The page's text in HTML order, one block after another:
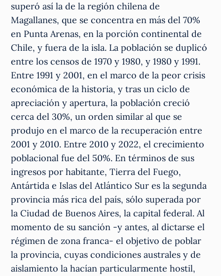
superó así la de la región chilena de
Magallanes, que se concentra en más del 70%
en Punta Arenas, en la porción continental de
Chile, y fuera de la isla. La población se duplicó
entre los censos de 1970 y 1980, y 1980 y 1991.
Entre 1991 y 2001, en el marco de la peor crisis
económica de la historia, y tras un ciclo de
apreciación y apertura, la población creció
cerca del 30%, un orden similar al que se
produjo en el marco de la recuperación entre
2001 y 2010. Entre 2010 y 2022, el crecimiento
poblacional fue del 50%. En términos de sus
ingresos por habitante, Tierra del Fuego,
Antártida e Islas del Atlántico Sur es la segunda
provincia más rica del país, sólo superada por
la Ciudad de Buenos Aires, la capital federal. Al
momento de su sanción -y antes, al dictarse el
régimen de zona franca- el objetivo de poblar
la provincia, cuyas condiciones australes y de
aislamiento la hacían particularmente hostil,